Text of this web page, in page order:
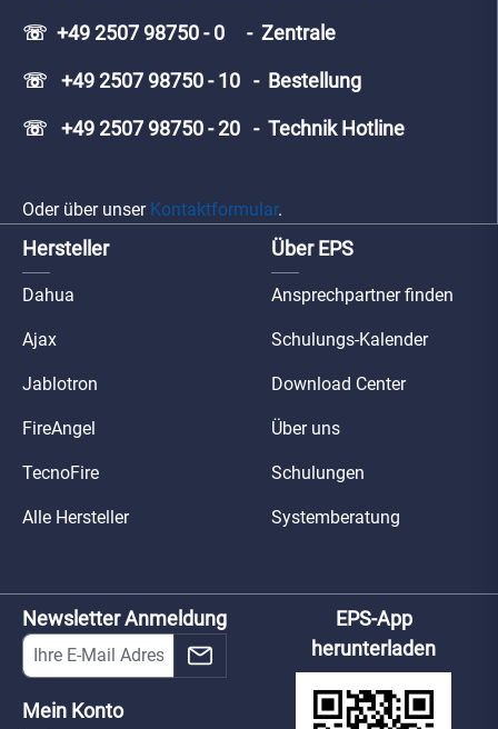
☏ +49 2507 98750 - 0 - Zentrale
☏ +49 2507 98750 - 10 - Bestellung
☏ +49 2507 98750 - 20 - Technik Hotline
Oder über unser Kontaktformular.
Hersteller
Dahua
Ajax
Jablotron
FireAngel
TecnoFire
Alle Hersteller
Über EPS
Ansprechpartner finden
Schulungs-Kalender
Download Center
Über uns
Schulungen
Systemberatung
Newsletter Anmeldung
Mein Konto
EPS-App
herunterladen